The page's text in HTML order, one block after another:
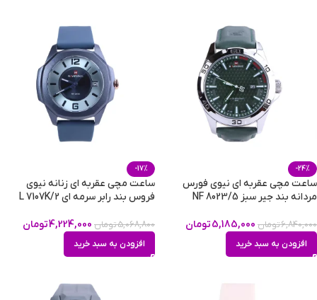
-24%
ساعت مچی عقربه ای نیوی فورس
مردانه بند جیر سبز NF 8023/5
6,840,000تومان 5,185,000تومان
افزودن به سبد خرید
-17%
ساعت مچی عقربه ای زنانه نیوی
فروس بند رابر سرمه ای L 7107K/2
5,068,800تومان 4,224,000تومان
افزودن به سبد خرید